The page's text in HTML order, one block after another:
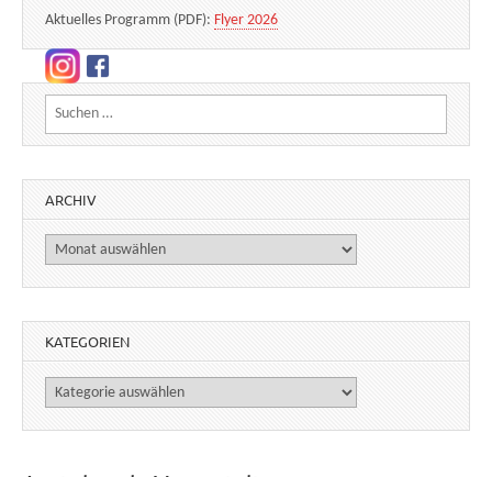
Aktuelles Programm (PDF): Flyer 2026
Suchen nach:
ARCHIV
Archiv
KATEGORIEN
Kategorien